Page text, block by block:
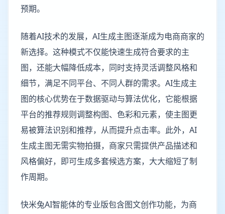
预期。
随着AI技术的发展，AI生成主图逐渐成为电商商家的
新选择。这种模式不仅能快速生成符合要求的主
图，还能大幅降低成本，同时支持灵活调整风格和
细节，满足不同平台、不同人群的需求。AI生成主
图的核心优势在于数据驱动与算法优化，它能根据
平台的推荐规则调整构图、色彩和元素，使主图更
易被算法识别和推荐，从而提升点击率。此外，AI
生成主图无需实物拍摄，商家只需提供产品描述和
风格偏好，即可生成多套候选方案，大大缩短了制
作周期。
快米兔AI智能体的专业版包含图文创作功能，为商